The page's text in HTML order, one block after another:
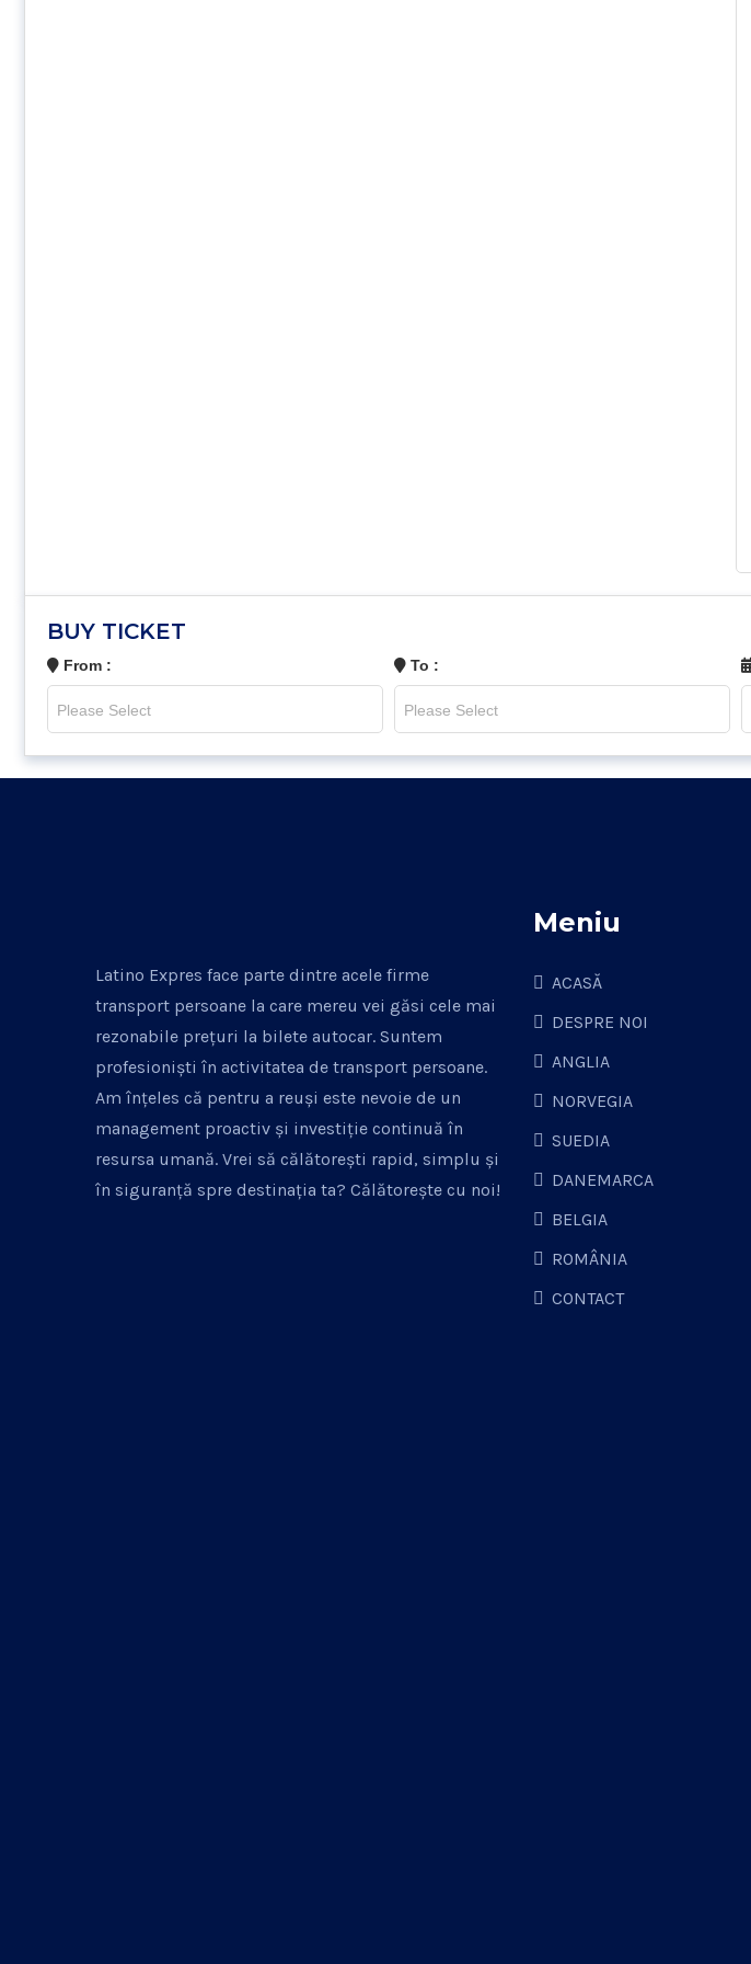
BUY TICKET
From : To :
Latino Expres face parte dintre acele firme
transport persoane la care mereu vei găsi cele mai
rezonabile prețuri la bilete autocar. Suntem
profesioniști în activitatea de transport persoane.
Am înțeles că pentru a reuși este nevoie de un
management proactiv și investiție continuă în
resursa umană. Vrei să călătorești rapid, simplu și
în siguranță spre destinația ta? Călătorește cu noi!
Meniu
ACASĂ
DESPRE NOI
ANGLIA
NORVEGIA
SUEDIA
DANEMARCA
BELGIA
ROMÂNIA
CONTACT